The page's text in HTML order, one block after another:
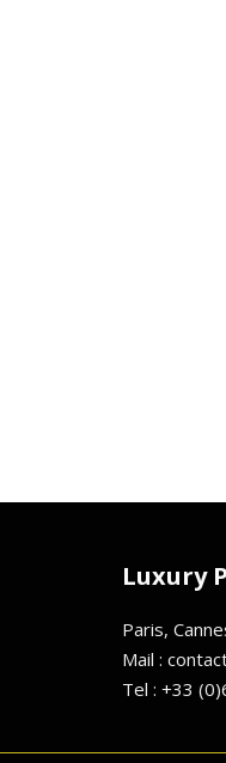
Luxury
Paris,
Mail :
Tel : +33